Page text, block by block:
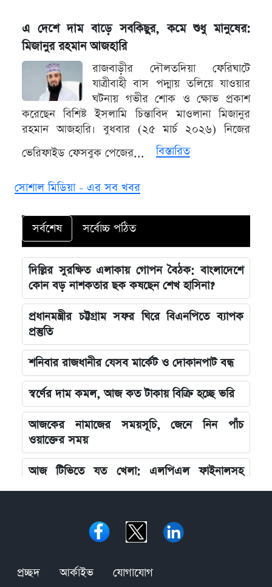
এ দেশে দাম বাড়ে সবকিছুর, কমে শুধু মানুষের:
মিজানুর রহমান আজহারি
রাজবাড়ীর দৌলতদিয়া ফেরিঘাটে
যাত্রীবাহী বাস পদ্মায় তলিয়ে যাওয়ার
ঘটনায় গভীর শোক ও ক্ষোভ প্রকাশ
করেছেন বিশিষ্ট ইসলামি চিন্তাবিদ মাওলানা মিজানুর
রহমান আজহারি। বুধবার (২৫ মার্চ ২০২৬) নিজের
ভেরিফাইড ফেসবুক পেজের...
বিস্তারিত
সোশাল মিডিয়া - এর সব খবর
সর্বশেষ সর্বোচ্চ পঠিত
দিল্লির সুরক্ষিত এলাকায় গোপন বৈঠক: বাংলাদেশে
কোন বড় নাশকতার ছক কষছেন শেখ হাসিনা?
প্রধানমন্ত্রীর চট্টগ্রাম সফর ঘিরে বিএনপিতে ব্যাপক
প্রস্তুতি
শনিবার রাজধানীর যেসব মার্কেট ও দোকানপাট বন্ধ
স্বর্ণের দাম কমল, আজ কত টাকায় বিক্রি হচ্ছে ভরি
আজকের নামাজের সময়সূচি, জেনে নিন পাঁচ
ওয়াক্তের সময়
আজ টিভিতে যত খেলা: এলপিএল ফাইনালসহ
যা বললেন এরদোগান
ইরানকে যে শর্ত দিল যুক্তরাষ্ট্র, যেটা মানলেই ছাড়
প্রচ্ছদ আর্কাইভ যোগাযোগ